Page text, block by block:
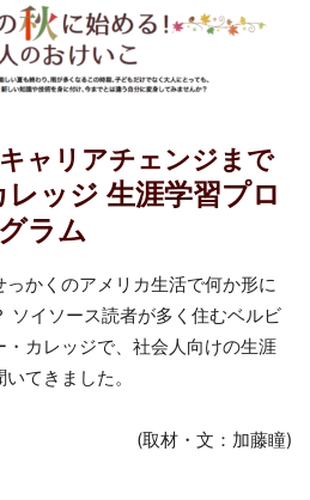
ャリアチェンジまで
ッジ 生涯学習プロ
グラム
かくのアメリカ生活で何か形に
ソイソース読者が多く住むベルビ
カレッジで、社会人向けの生涯
てきました。
(取材・文：加藤瞳)